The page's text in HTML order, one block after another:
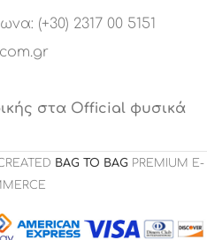
(+30) 2317 00 5151
στα Official φυσικά
BAG TO BAG PREMIUM E-